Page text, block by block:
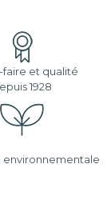
faire et qualité
1928
environnementale